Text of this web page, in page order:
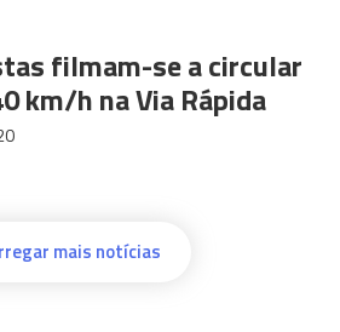
filmam-se a circular
km/h na Via Rápida
mais notícias